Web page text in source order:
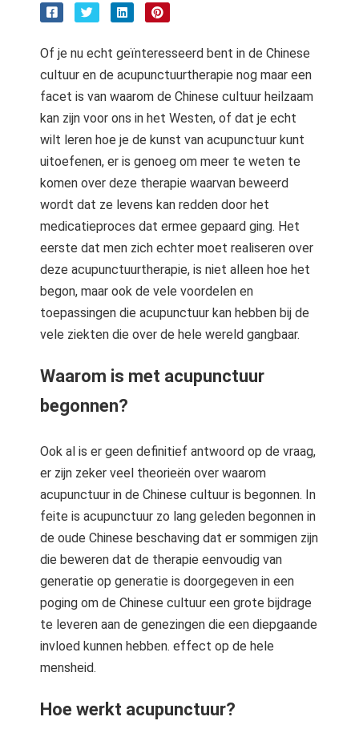
Of je nu echt geïnteresseerd bent in de Chinese
cultuur en de acupunctuurtherapie nog maar een
facet is van waarom de Chinese cultuur heilzaam
kan zijn voor ons in het Westen, of dat je echt
wilt leren hoe je de kunst van acupunctuur kunt
uitoefenen, er is genoeg om meer te weten te
komen over deze therapie waarvan beweerd
wordt dat ze levens kan redden door het
medicatieproces dat ermee gepaard ging. Het
eerste dat men zich echter moet realiseren over
deze acupunctuurtherapie, is niet alleen hoe het
begon, maar ook de vele voordelen en
toepassingen die acupunctuur kan hebben bij de
vele ziekten die over de hele wereld gangbaar.
Waarom is met acupunctuur
begonnen?
Ook al is er geen definitief antwoord op de vraag,
er zijn zeker veel theorieën over waarom
acupunctuur in de Chinese cultuur is begonnen. In
feite is acupunctuur zo lang geleden begonnen in
de oude Chinese beschaving dat er sommigen zijn
die beweren dat de therapie eenvoudig van
generatie op generatie is doorgegeven in een
poging om de Chinese cultuur een grote bijdrage
te leveren aan de genezingen die een diepgaande
invloed kunnen hebben. effect op de hele
mensheid.
Hoe werkt acupunctuur?